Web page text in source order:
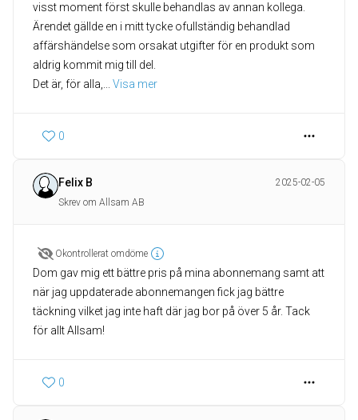
visst moment först skulle behandlas av annan kollega.
Ärendet gällde en i mitt tycke ofullständig behandlad
affärshändelse som orsakat utgifter för en produkt som
aldrig kommit mig till del.
Det är, för alla,
Visa mer
0
Felix B
2025-02-05
Skrev om Allsam AB
Okontrollerat omdöme
Dom gav mig ett bättre pris på mina abonnemang samt att
när jag uppdaterade abonnemangen fick jag bättre
täckning vilket jag inte haft där jag bor på över 5 år. Tack
för allt Allsam!
0